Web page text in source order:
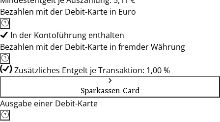
Bezahlen mit der Debit-Karte in Euro
In der Kontoführung enthalten
Bezahlen mit der Debit-Karte in fremder Währung
Zusätzliches Entgelt je Transaktion: 1,00 %
Sparkassen-Card
Ausgabe einer Debit-Karte